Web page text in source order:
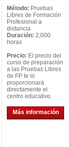
Método: Pruebas
Libres de Formación
Profesional a
distancia
Duración: 2,000
horas
Precio: El precio del
curso de preparación
a las Pruebas Libres
de FP te lo
proporcionará
directamente el
centro educativo
Más información